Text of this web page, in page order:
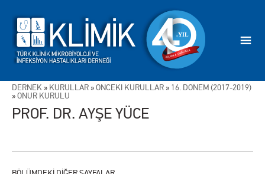
DERNEK » KURULLAR »ÖNCEKİ KURULLAR » 16. DÖNEM (2017-2019)
»ONUR KURULU
PROF. DR. AYŞE YÜCE